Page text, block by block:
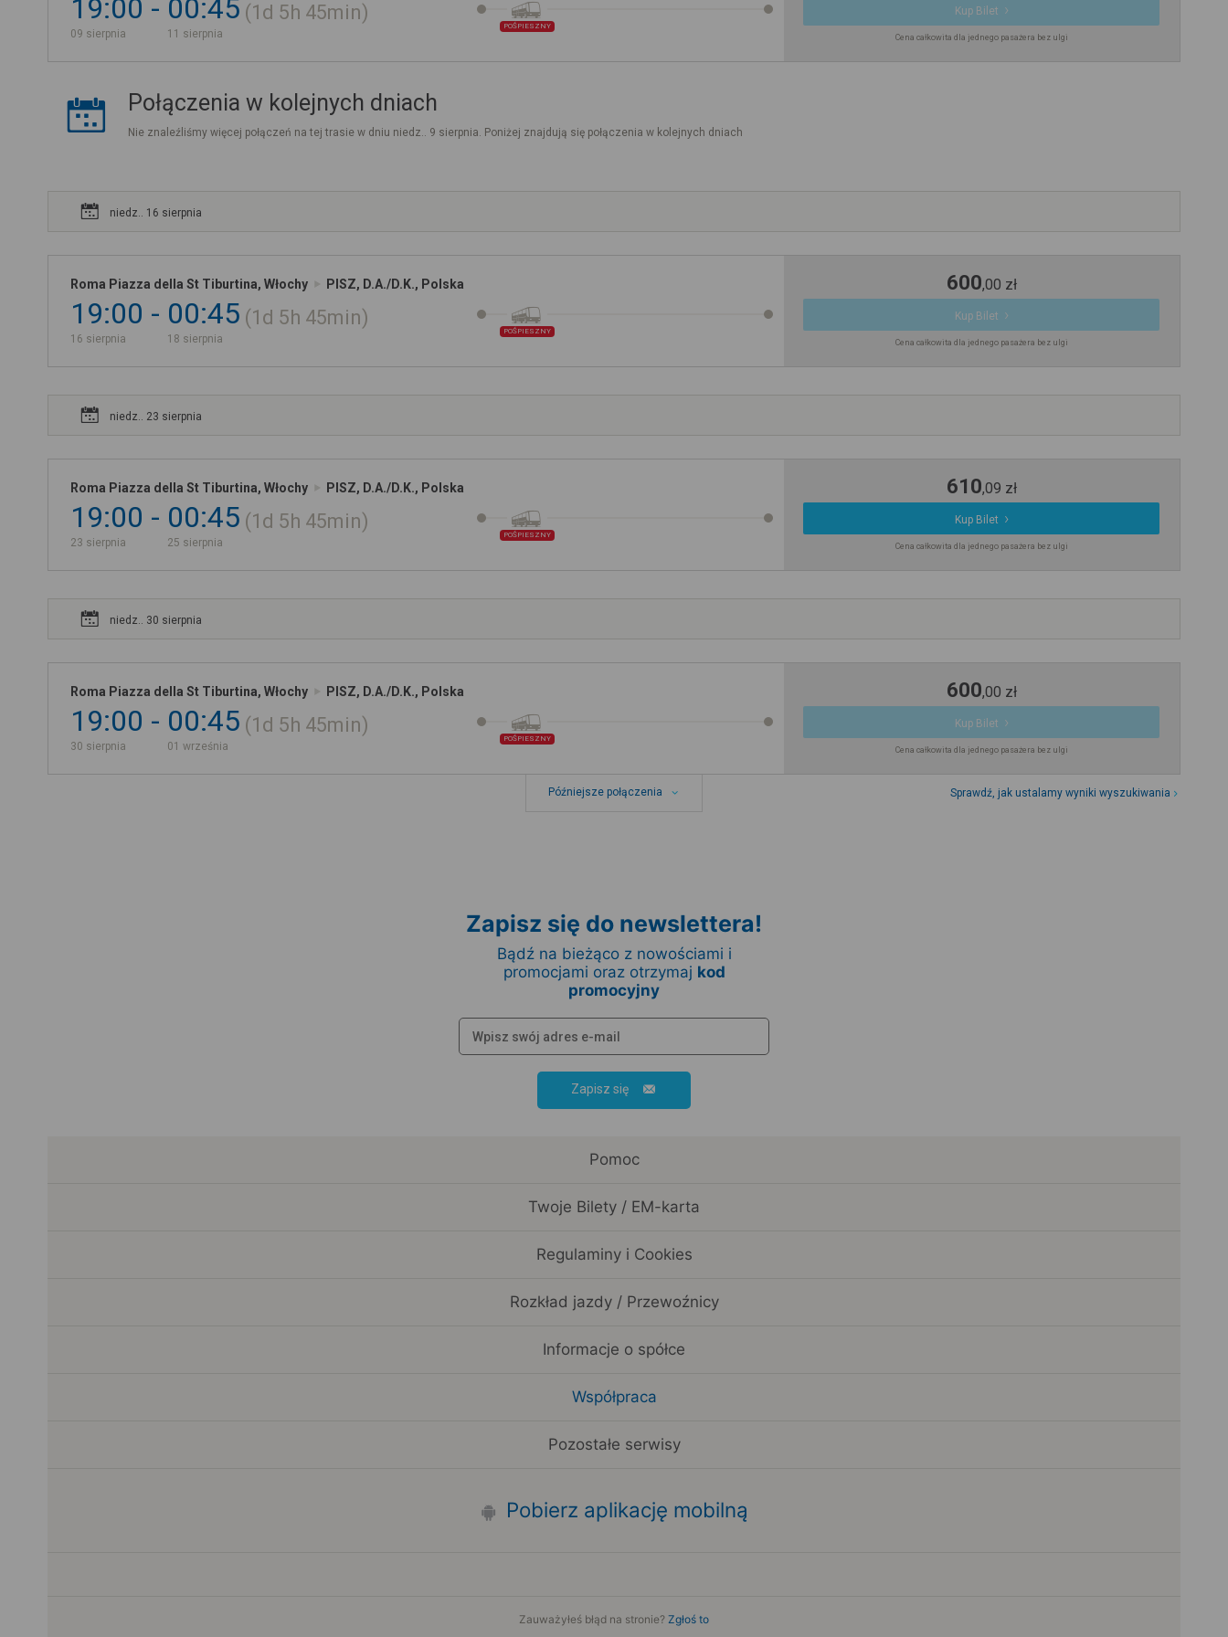
19:00
09 sierpnia
00:45
11 sierpnia
1d 5h 45min
POŚPIESZNY
Kup Bilet
Cena całkowita dla jednego pasażera bez ulgi
Połączenia w kolejnych dniach
Nie znaleźliśmy więcej połączeń na tej trasie w dniu niedz.. 9 sierpnia. Poniżej znajdują się połączenia w kolejnych dniach
niedz.. 16 sierpnia
Roma Piazza della St Tiburtina, Włochy PISZ, D.A./D.K., Polska
19:00
16 sierpnia
00:45
18 sierpnia
1d 5h 45min
POŚPIESZNY
600,00 zł
Kup Bilet
Cena całkowita dla jednego pasażera bez ulgi
niedz.. 23 sierpnia
Roma Piazza della St Tiburtina, Włochy PISZ, D.A./D.K., Polska
19:00
23 sierpnia
00:45
25 sierpnia
1d 5h 45min
POŚPIESZNY
610,09 zł
Kup Bilet
Cena całkowita dla jednego pasażera bez ulgi
niedz.. 30 sierpnia
Roma Piazza della St Tiburtina, Włochy PISZ, D.A./D.K., Polska
19:00
30 sierpnia
00:45
01 września
1d 5h 45min
POŚPIESZNY
600,00 zł
Kup Bilet
Cena całkowita dla jednego pasażera bez ulgi
Późniejsze połączenia Sprawdź, jak ustalamy wyniki wyszukiwania
Zapisz się do newslettera!
Bądź na bieżąco z nowościami i
promocjami oraz otrzymaj kod
promocyjny
Zapisz się
Pomoc
Twoje Bilety / EM-karta
Regulaminy i Cookies
Rozkład jazdy / Przewoźnicy
Informacje o spółce
Współpraca
Pozostałe serwisy
Pobierz aplikację mobilną
Zauważyłeś błąd na stronie? Zgłoś to